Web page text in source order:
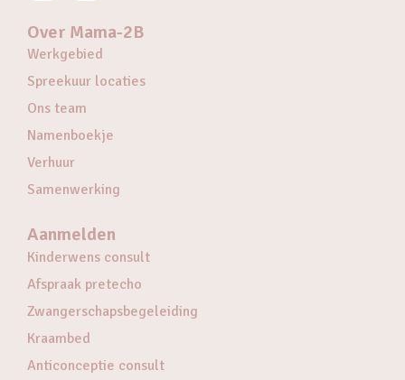
Over Mama-2B
Werkgebied
Spreekuur locaties
Ons team
Namenboekje
Verhuur
Samenwerking
Aanmelden
Kinderwens consult
Afspraak pretecho
Zwangerschapsbegeleiding
Kraambed
Anticonceptie consult